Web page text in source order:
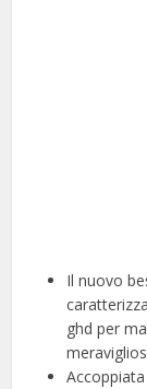
Il nuovo
ghd per